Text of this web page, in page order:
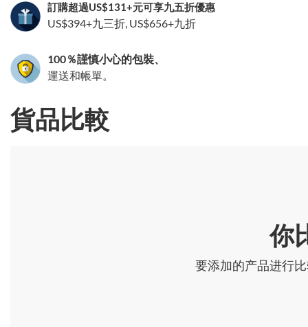
訂購超過US$131+元可享九五折優惠
US$394+九三折, US$656+九折
100％謹慎小心的包裝、
運送和帳單。
貨品比較
你
要添加的产品进行